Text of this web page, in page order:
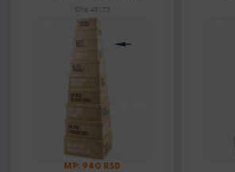
Šifra: 48173
MP: 940 RSD